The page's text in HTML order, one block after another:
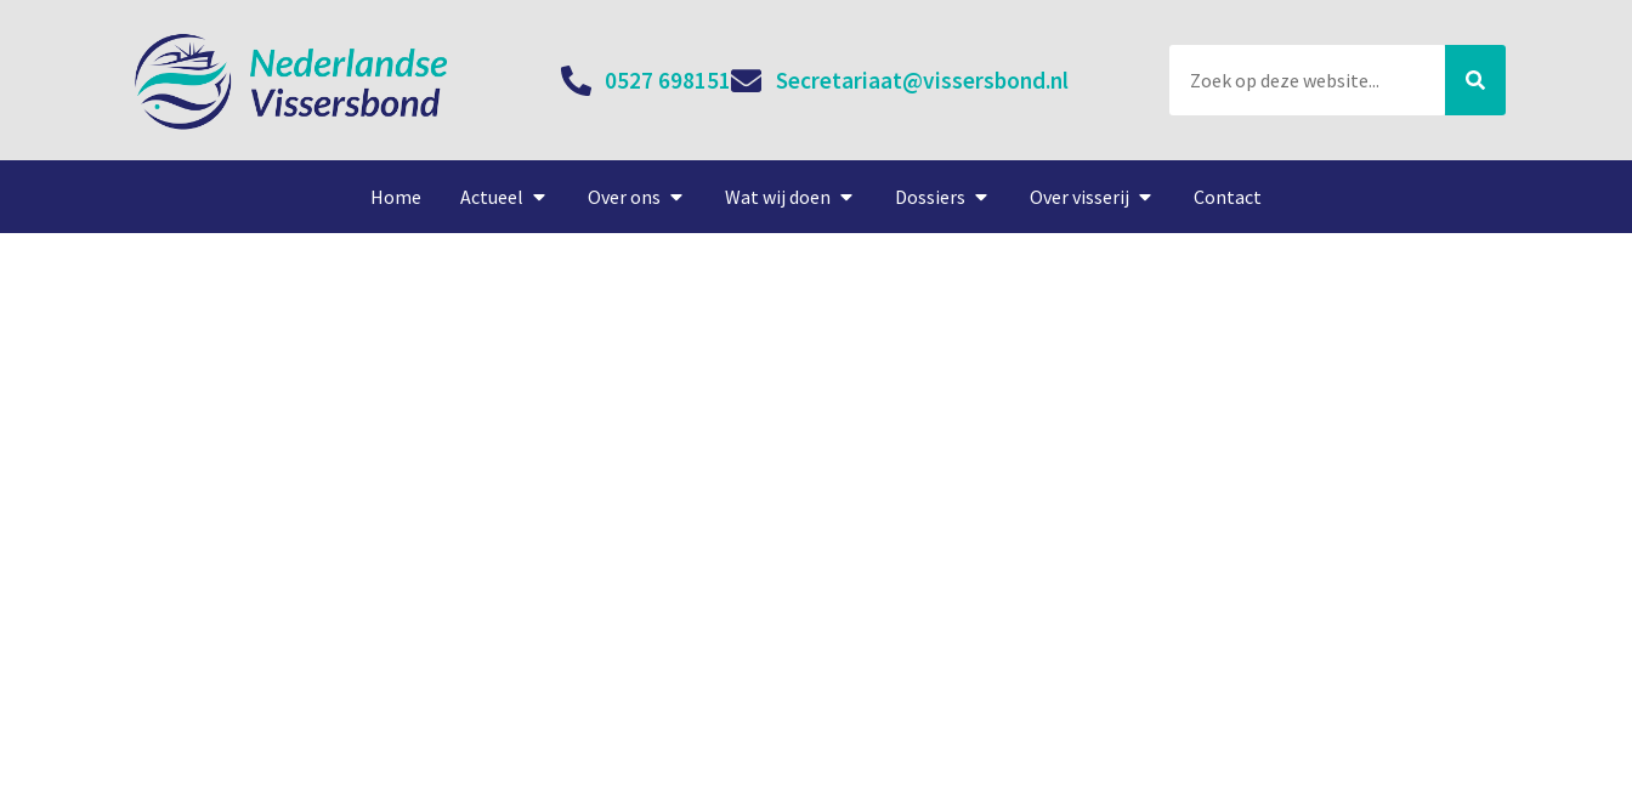
0527 698151 Secretariaat@vissersbond.nl
Home Actueel Over ons Wat wij doen Dossiers Over visserij Contact